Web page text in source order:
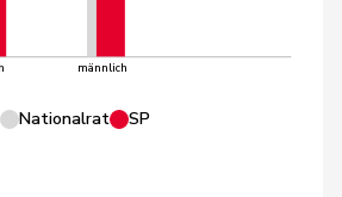
männlich
Nationalrat SP